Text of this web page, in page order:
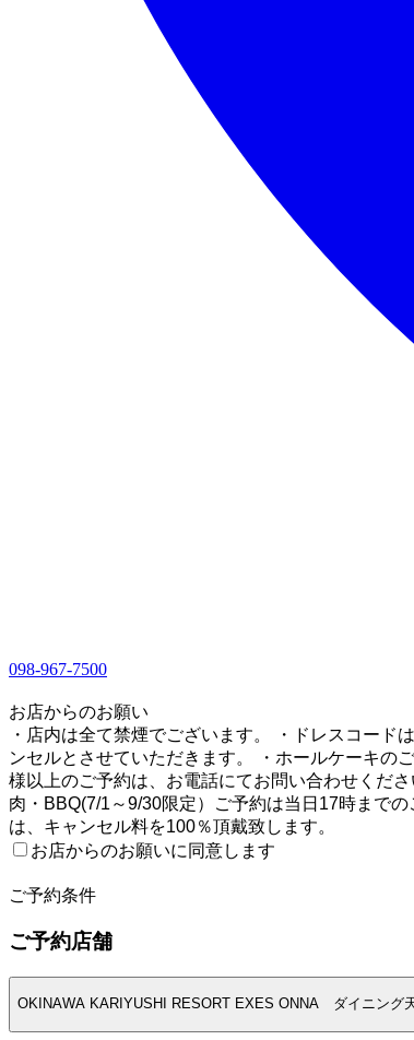
098-967-7500
お店からのお願い
・店内は全て禁煙でございます。 ・ドレスコー
ンセルとさせていただきます。 ・ホールケーキの
様以上のご予約は、お電話にてお問い合わせくだ
肉・BBQ(7/1～9/30限定）ご予約は当日17時まで
は、キャンセル料を100％頂戴致します。
お店からのお願いに同意します
ご予約条件
ご予約店舗
OKINAWA KARIYUSHI RESORT EXES ONNA ダイニング